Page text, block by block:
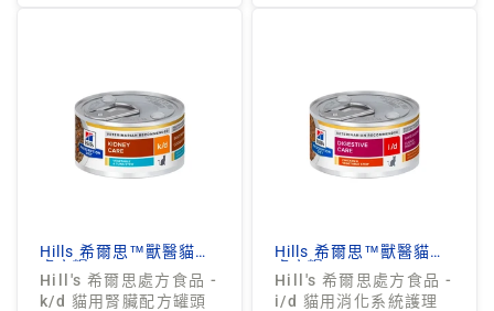
Hills 希爾思™獸醫貓狗
處方糧
Hill's 希爾思處方食品 -
k/d 貓用腎臟配方罐頭
Hills 希爾思™獸醫貓狗
處方糧
Hill's 希爾思處方食品 -
i/d 貓用消化系統護理